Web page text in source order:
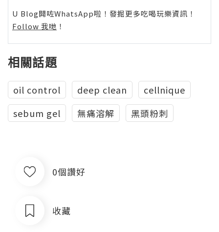
U Blog開咗WhatsApp啦！發掘更多吃喝玩樂資訊！
Follow 我哋 ！
相關話題
oil control deep clean
cellnique
sebum gel
無痛溶解 黑頭粉刺
0個讚好
收藏